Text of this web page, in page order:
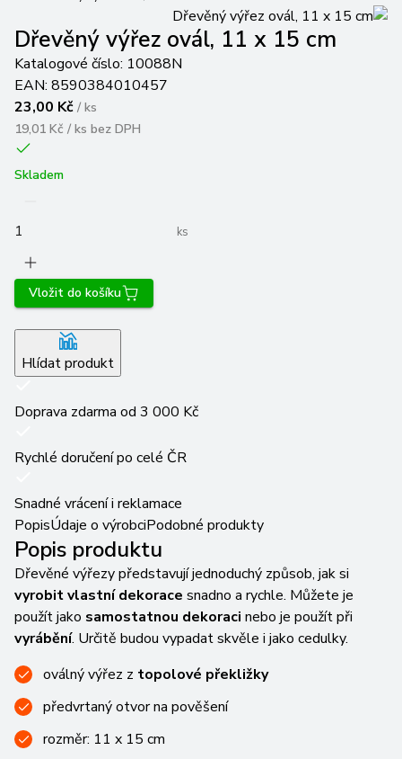
Dřevěný výřez ovál, 11 x 15 cm
Katalogové číslo: 10088N
EAN: 8590384010457
23,00 Kč / ks
19,01 Kč / ks bez DPH
Skladem
ks
Vložit do košíku
Hlídat produkt
Doprava zdarma od 3 000 Kč
Rychlé doručení po celé ČR
Snadné vrácení i reklamace
PopisÚdaje o výrobciPodobné produkty
Popis produktu
Dřevěné výřezy představují jednoduchý způsob, jak si
vyrobit vlastní dekorace snadno a rychle. Můžete je
použít jako samostatnou dekoraci nebo je použít při
vyrábění. Určitě budou vypadat skvěle i jako cedulky.
oválný výřez z topolové překližky
předvrtaný otvor na pověšení
rozměr: 11 x 15 cm